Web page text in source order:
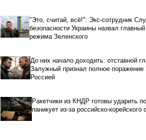
"Это, считай, всё!": Экс-сотрудник
безопасности Украины назвал
режима Зеленского
До них начало доходить: отставной
Залужный признал полное поражение
Россией
Ракетчики из КНДР готовы ударить
паникует из-за российско-корейского